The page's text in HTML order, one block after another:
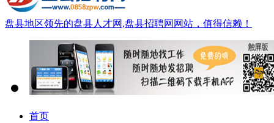
盘县地区领先的盘县人才网,盘县招聘网网站，值得信赖！
首页